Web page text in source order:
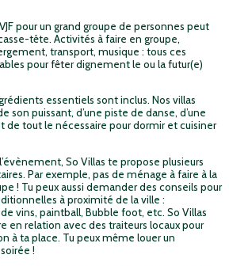
pour un grand groupe de personnes peut
tête. Activités à faire en groupe,
transport, musique : tous ces
pour fêter dignement le ou la futur(e)
essentiels sont inclus. Nos villas
son puissant, d’une piste de danse, d’une
de tout le nécessaire pour dormir et cuisiner
So Villas te propose plusieurs
Par exemple, pas de ménage à faire à la
! Tu peux aussi demander des conseils pour
à proximité de la ville :
vins, paintball, Bubble foot, etc. So Villas
relation avec des traiteurs locaux pour
à ta place. Tu peux même louer un
!